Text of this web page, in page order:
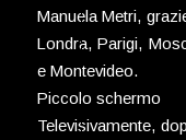
Manuela Metri,
Londra, Parigi,
e Montevideo.
Piccolo schermo
Televisivamente,